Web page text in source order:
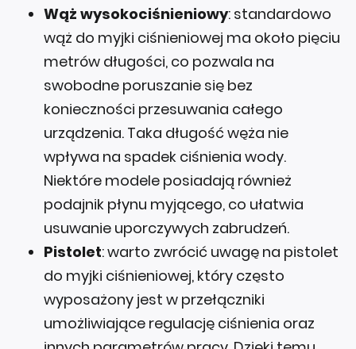
Wąż wysokociśnieniowy: standardowo
wąż do myjki ciśnieniowej ma około pięciu
metrów długości, co pozwala na
swobodne poruszanie się bez
konieczności przesuwania całego
urządzenia. Taka długość węża nie
wpływa na spadek ciśnienia wody.
Niektóre modele posiadają również
podajnik płynu myjącego, co ułatwia
usuwanie uporczywych zabrudzeń.
Pistolet: warto zwrócić uwagę na pistolet
do myjki ciśnieniowej, który często
wyposażony jest w przełączniki
umożliwiające regulację ciśnienia oraz